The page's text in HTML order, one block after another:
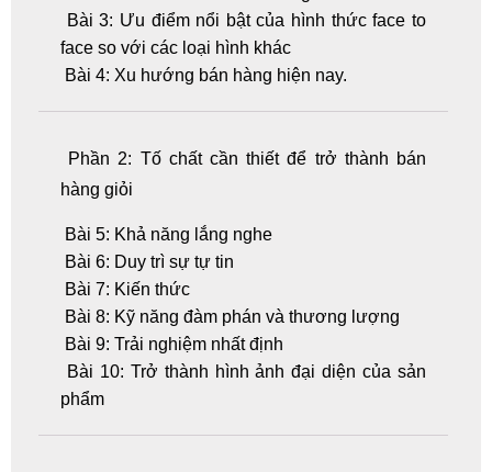
Bài 3: Ưu điểm nổi bật của hình thức face to
face so với các loại hình khác
Bài 4: Xu hướng bán hàng hiện nay.
Phần 2: Tố chất cần thiết để trở thành bán
hàng giỏi
Bài 5: Khả năng lắng nghe
Bài 6: Duy trì sự tự tin
Bài 7: Kiến thức
Bài 8: Kỹ năng đàm phán và thương lượng
Bài 9: Trải nghiệm nhất định
Bài 10: Trở thành hình ảnh đại diện của sản
phẩm